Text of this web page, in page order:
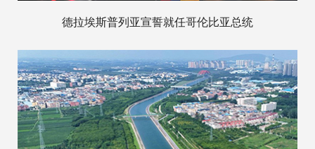
德拉埃斯普列亚宣誓就任哥伦比亚总统